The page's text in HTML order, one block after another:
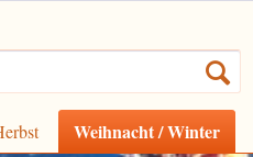
Weihnacht / Winter